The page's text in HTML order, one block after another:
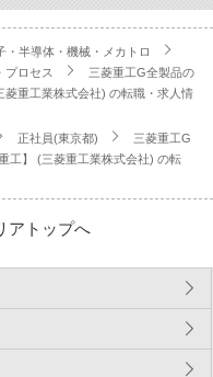
・半導体・機械・メカトロ
プロセス
三菱重工G全製品の
重工業株式会社) の転職・求人情
正社員(東京都)
三菱重工G
工】 (三菱重工業株式会社) の転
アトップへ